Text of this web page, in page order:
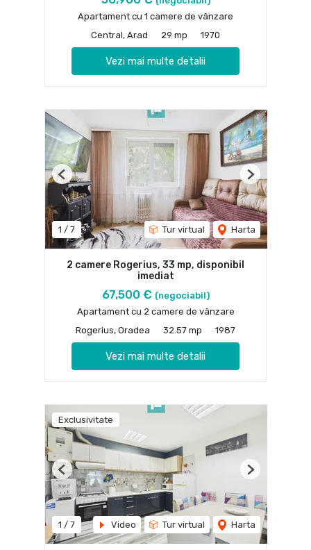
Apartament cu 1 camere de vânzare
Central, Arad
29 mp 1970
Vezi mai multe detalii
1 / 7 Tur virtual Harta
Previous Next
2 camere Rogerius, 33 mp, disponibil
imediat
67,500 € (negociabil)
Apartament cu 2 camere de vânzare
Rogerius, Oradea
32.57 mp 1987
Vezi mai multe detalii
Exclusivitate
1 / 7 Video Tur virtual Harta
Previous Next